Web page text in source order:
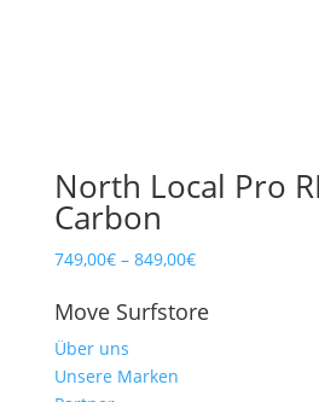
North Local Pro
Carbon
749,00€– 849,00€
Move Surfstore
Über uns
Unsere Marken